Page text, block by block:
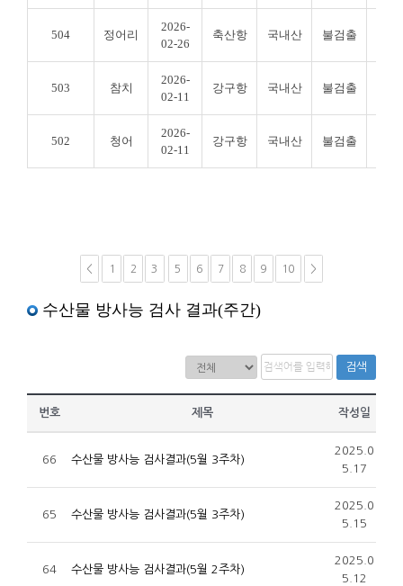
504 정어리
2026-
02-26
축산항 국내산 불검출
503 참치
2026-
02-11
강구항 국내산 불검출
502 청어
2026-
02-11
강구항 국내산 불검출
< 1 2 3 5 6 7 8 9 10 >
수산물 방사능 검사 결과(주간)
검색
번호 제목 작성일
66 수산물 방사능 검사결과(5월 3주차)
2025.0
5.17
65 수산물 방사능 검사결과(5월 3주차)
2025.0
5.15
64 수산물 방사능 검사결과(5월 2주차)
2025.0
5.12